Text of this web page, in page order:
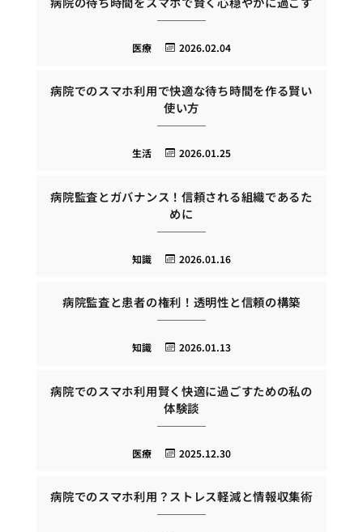
2026.02.04
医療
病院でのスマホ利用で快適な待ち時間を作る賢い
使い方
2026.01.25
生活
病院監査とガバナンス！信頼される組織であるた
めに
2026.01.16
知識
病院監査と患者の権利！透明性と信頼の構築
2026.01.13
知識
病院でのスマホ利用賢く快適に過ごすための私の
体験談
2025.12.30
医療
病院でのスマホ利用？ストレス軽減と情報収集術